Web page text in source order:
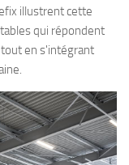
illustrent cette
qui répondent
en s'intégrant